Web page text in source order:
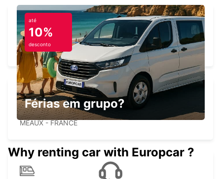
COMPIEGNE
COMPIEGNE - FRANCE
MEAUX
MEAUX - FRANCE
até
10%
desconto
Férias em grupo?
Why renting car with Europcar ?